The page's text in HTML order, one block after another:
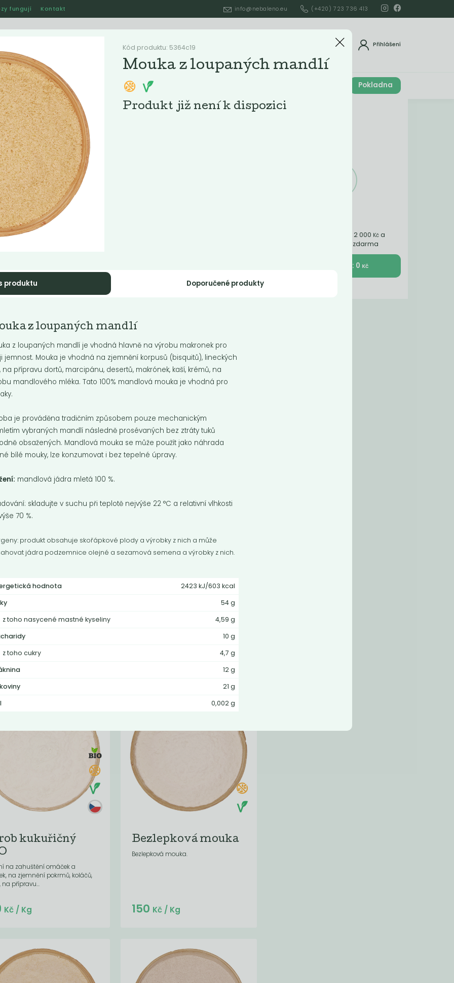
fungují Kontakt info@nebaleno.eu (+420) 723 736 413
Přihlášení
Ostatní Jak naše rozvozy fungují Pokladna
Nakupte ještě za 2 000 Kč a
získáte dopravu zdarma
K pokladně : 0 Kč
Nejlevnější Nejdražší
zahušťování marmelád.
Kakaový prášek
BIO
vanilkový
mletou vanilkou
Do košíku:
Kč/ Kg
Puding čokoládový
Kč)
kukuřičný
na zahuštění omáček a
na zjemnění pokrmů, koláčů,
na přípravu...
Do košíku:
Kč / Kg
Bezlepková mouka
Bezlepková mouka.
Do košíku:
150 Kč/ Kg
Kód produktu: 5364c19
Mouka z loupaných mandlí
Produkt již není k dispozici
produktu Doporučené produkty
z loupaných mandlí
z loupaných mandlí je vhodná hlavně na výrobu makronek pro
jemnost. Mouka je vhodná na zjemnění korpusů (bisquitů), lineckých
na přípravu dortů, marcipánu, desertů, makrónek, kaší, krémů, na
mandlového mléka. Tato 100% mandlová mouka je vhodná pro
je prováděna tradičním způsobem pouze mechanickým
vybraných mandlí následně prosévaných bez ztráty tuků
obsažených. Mandlová mouka se může použít jako náhrada
bílé mouky, lze konzumovat i bez tepelné úpravy.
mandlová jádra mletá 100 %.
skladujte v suchu při teplotě nejvýše 22 °C a relativní vlhkosti
70 %.
produkt obsahuje skořápkové plody a výrobky z nich a může
jádra podzemnice olejné a sezamová semena a výrobky z nich.
hodnota
2423 kJ/603 kcal
54 g
z toho nasycené mastné kyseliny
4,59 g
10 g
z toho cukry
4,7 g
12 g
21 g
0,002 g